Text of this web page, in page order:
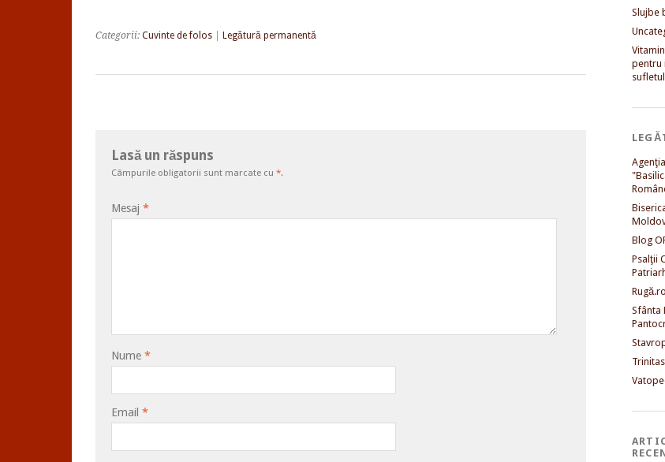
Categorii: Cuvinte de folos Legătură permanentă
Lasă un răspuns
Câmpurile obligatorii sunt marcate cu *.
Mesaj *
Nume *
Email *
Slujbe
pentru
Blog
Psalţii
Rugă.ro
Sfânta